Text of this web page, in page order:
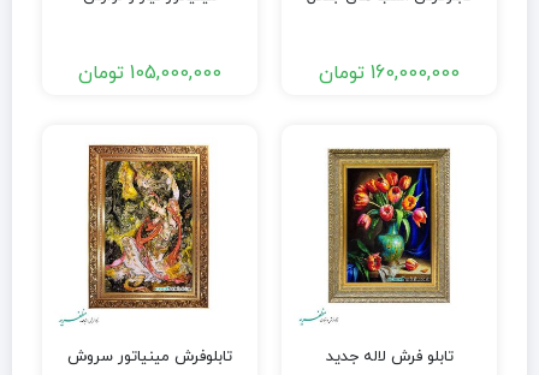
160,000,000 تومان 105,000,000 تومان
تابلو فرش لاله جدید تابلوفرش مینیاتور سروش